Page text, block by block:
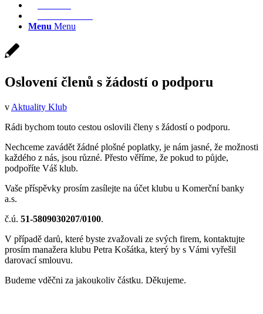
Menu Menu
Oslovení členů s žádostí o podporu
v Aktuality Klub
Rádi bychom touto cestou oslovili členy s žádostí o podporu.
Nechceme zavádět žádné plošné poplatky, je nám jasné, že možnosti
každého z nás, jsou různé. Přesto věříme, že pokud to půjde,
podpoříte Váš klub.
Vaše příspěvky prosím zasílejte na účet klubu u Komerční banky
a.s.
č.ú. 51-5809030207/0100.
V případě darů, které byste zvažovali ze svých firem, kontaktujte
prosím manažera klubu Petra Košátka, který by s Vámi vyřešil
darovací smlouvu.
Budeme vděčni za jakoukoliv částku. Děkujeme.